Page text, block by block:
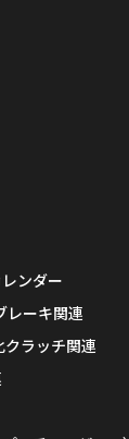
ンダー
レーキ関連
ラッチ関連